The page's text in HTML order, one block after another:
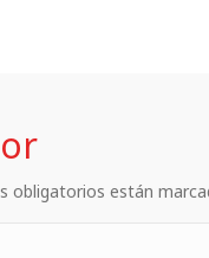
obligatorios están